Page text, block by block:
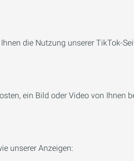
die Nutzung unserer TikTok-
ein Bild oder Video von Ihnen
unserer Anzeigen: